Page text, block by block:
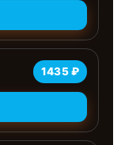
1435 ₽